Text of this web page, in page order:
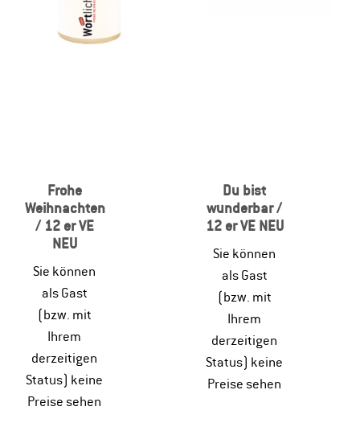
Frohe
Weihnachten
/ 12 er VE
NEU
Sie können
als Gast
(bzw. mit
Ihrem
derzeitigen
Status) keine
Preise sehen
Du bist
wunderbar /
12 er VE NEU
Sie können
als Gast
(bzw. mit
Ihrem
derzeitigen
Status) keine
Preise sehen